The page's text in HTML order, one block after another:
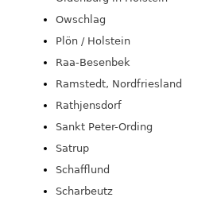
Owschlag
Plön / Holstein
Raa-Besenbek
Ramstedt, Nordfriesland
Rathjensdorf
Sankt Peter-Ording
Satrup
Schafflund
Scharbeutz